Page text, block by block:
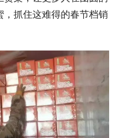
抓住这难得的春节档销